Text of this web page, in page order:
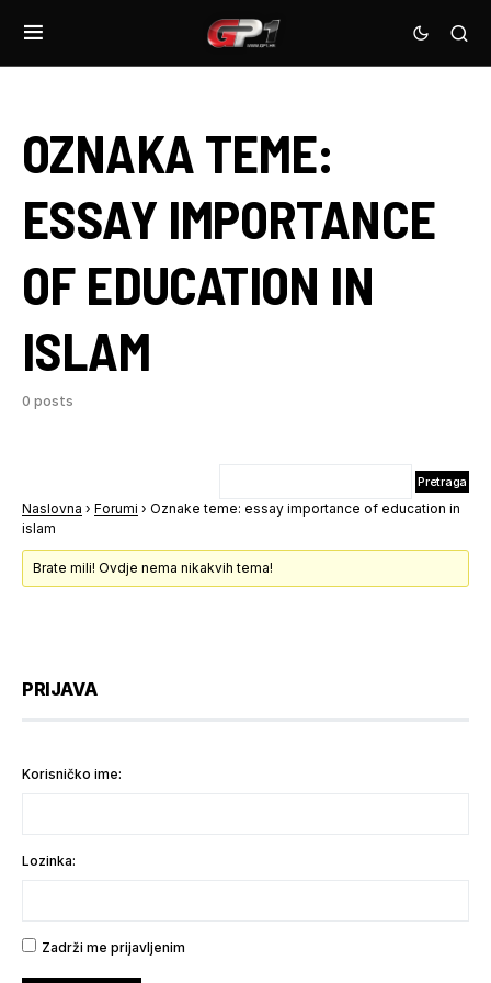
OZNAKA TEME:
ESSAY IMPORTANCE
OF EDUCATION IN
ISLAM
0 posts
Naslovna › Forumi › Oznake teme: essay importance of education in
islam
Brate mili! Ovdje nema nikakvih tema!
PRIJAVA
Korisničko ime:
Lozinka:
Zadrži me prijavljenim